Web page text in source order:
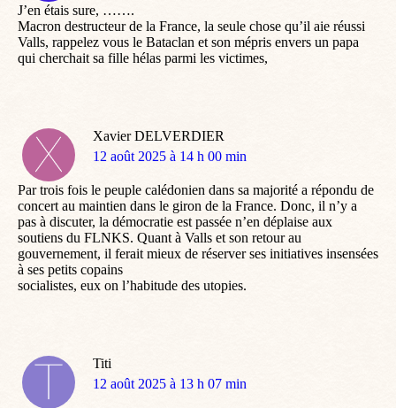
J’en étais sure, …….
Macron destructeur de la France, la seule chose qu’il aie réussi
Valls, rappelez vous le Bataclan et son mépris envers un papa
qui cherchait sa fille hélas parmi les victimes,
Xavier DELVERDIER
dit
12 août 2025 à 14 h 00 min
Par trois fois le peuple calédonien dans sa majorité a répondu de
concert au maintien dans le giron de la France. Donc, il n’y a
pas à discuter, la démocratie est passée n’en déplaise aux
soutiens du FLNKS. Quant à Valls et son retour au
gouvernement, il ferait mieux de réserver ses initiatives insensées
à ses petits copains
socialistes, eux on l’habitude des utopies.
Titi
dit
12 août 2025 à 13 h 07 min